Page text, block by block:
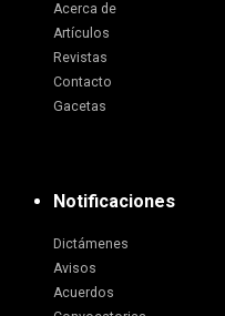
Acerca de
Artículos
Revistas
Contacto
Gacetas
Notificaciones
Dictámenes
Avisos
Acuerdos